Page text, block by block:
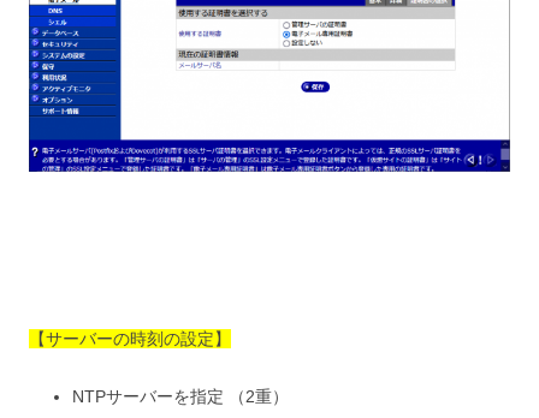
【サーバーの時刻の設定】
NTPサーバーを指定 （2重）